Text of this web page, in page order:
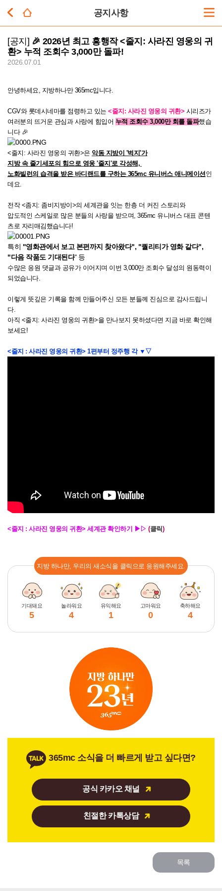
공지사항
[공지] 🎉 2026년 최고 흥행작 <줄지: 사라진 영웅의 귀
환> 누적 조회수 3,000만 돌파!
2026.07.01
안녕하세요, 지방하나만 365mc입니다.
CGV와 롯데시네마를 점령하고 있는<줄지: 사라진 영웅의 귀환> 시리즈가
여러분의 뜨거운 관심과 사랑에 힘입어 누적 조회수 3,000만 회를 돌파했습
니다 🎉
<줄지: 사라진 영웅의 귀환>은 악동 지방이 '벅지'가
지방 속 줄기세포의 힘으로 영웅 '줄지'로 각성해,
노화빌런의 습격을 받은 바디랜드를 구하는 365mc 유니버스 애니메이션인
데요.
전작 <좀지: 좀비지방이>의 세계관을 잇는 한층 더 커진 스토리와
압도적인 스케일로 많은 분들의 사랑을 받으며, 365mc 유니버스 대표 콘텐
츠로 자리매김했습니다!
특히 "영화관에서 보고 본편까지 찾아왔다", "퀄리티가 영화 같다",
"다음 작품도 기대된다" 등
수많은 응원 댓글과 공유가 이어지며 이번 3,000만 조회수 달성의 원동력이
되었습니다.
이렇게 뜻깊은 기록을 함께 만들어주신 모든 분들께 진심으로 감사드립니
다.
아직 <줄지: 사라진 영웅의 귀환>을 만나보지 못하셨다면 지금 바로 확인해
보세요!
<줄지 : 사라진 영웅의 귀환> 1편부터 정주행 각 ▼▽
<줄지 : 사라진 영웅의 귀환> 세계관 확인하기 ▶▷(클릭 )
지방 하나만, 우리의 새소식을 클릭으로 응원해주세요.
기대돼요
5
놀라워요
4
유익해요
1
고마워요
0
축하해요
4
365mc 소식을 더 빠르게 받고 싶다면?
공식 카카오 채널
친절한 카톡상담
목록